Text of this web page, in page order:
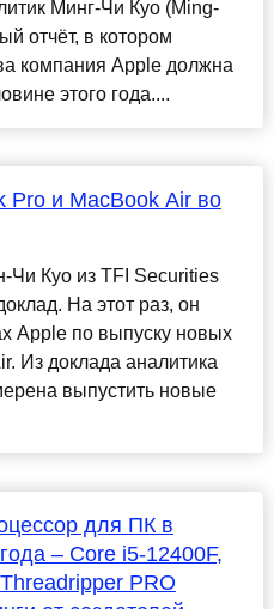
Минг-Чи Куо (Ming-
отчёт, в котором
компания Apple должна
этого года....
Pro и MacBook Air во
Чи Куо из TFI Securities
На этот раз, он
Apple по выпуску новых
Из доклада аналитика
выпустить новые
для ПК в
– Core i5-12400F,
PRO